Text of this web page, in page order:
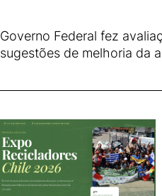
Governo Federal fez
sugestões de melhoria da